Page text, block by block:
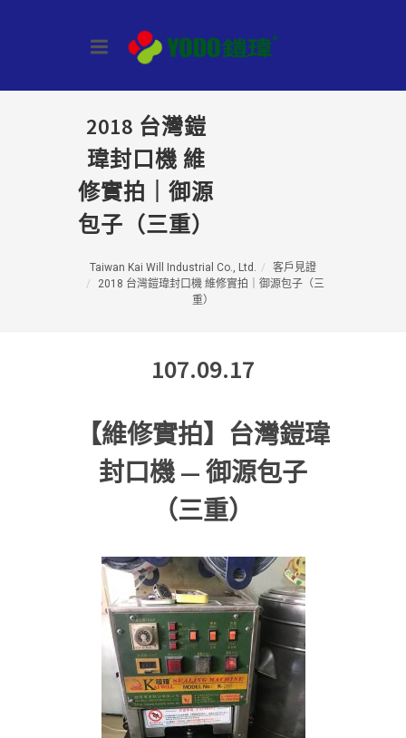
2018 台灣鎧
瑋封口機 維
修實拍｜御源
包子（三重）
Taiwan Kai Will Industrial Co., Ltd.
客戶見證
2018 台灣鎧瑋封口機 維修實拍｜御源包子（三
重）
107.09.17
【維修實拍】台灣鎧瑋
封口機 — 御源包子
（三重）